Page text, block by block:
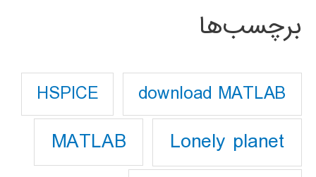
برچسب‌ها
download MATLAB
HSPICE
Lonely planet
MATLAB